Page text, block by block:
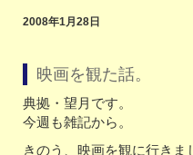
2008年1月28日
映画を観た話。
典拠・望月です。
今週も雑記から。
きのう、映画を観に行きま